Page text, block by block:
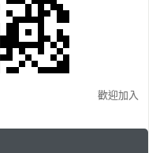
歡迎加入